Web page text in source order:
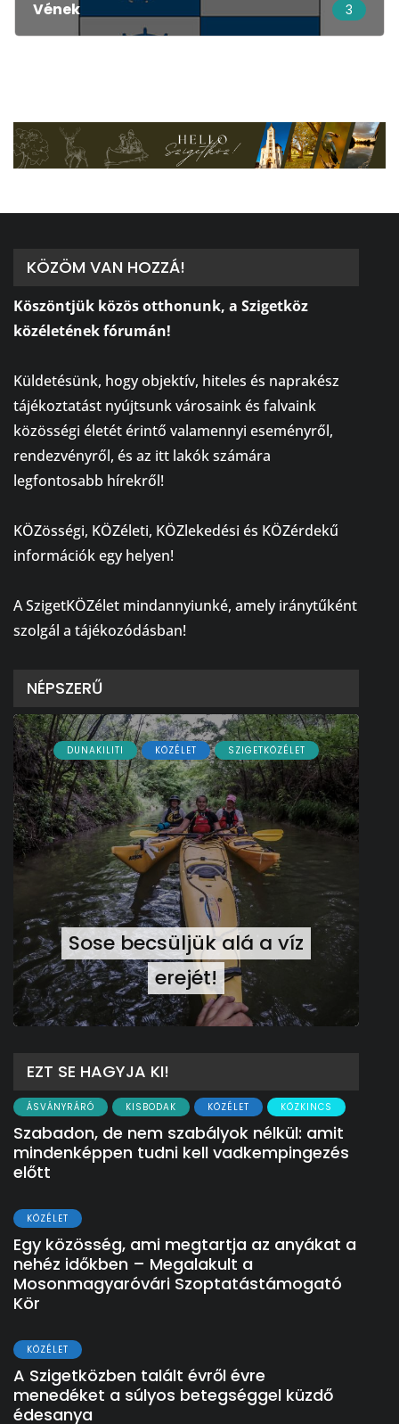
Vének 3
KÖZÖM VAN HOZZÁ!
Köszöntjük közös otthonunk, a Szigetköz
közéletének fórumán!
Küldetésünk, hogy objektív, hiteles és naprakész
tájékoztatást nyújtsunk városaink és falvaink
közösségi életét érintő valamennyi eseményről,
rendezvényről, és az itt lakók számára
legfontosabb hírekről!
KÖZösségi, KÖZéleti, KÖZlekedési és KÖZérdekű
információk egy helyen!
A SzigetKÖZélet mindannyiunké, amely iránytűként
szolgál a tájékozódásban!
NÉPSZERŰ
DUNAKILITI KÖZÉLET SZIGETKÖZÉLET
Sose becsüljük alá a víz
erejét!
EZT SE HAGYJA KI!
ÁSVÁNYRÁRÓ KISBODAK KÖZÉLET KÖZKINCS
Szabadon, de nem szabályok nélkül: amit
mindenképpen tudni kell vadkempingezés
előtt
KÖZÉLET
Egy közösség, ami megtartja az anyákat a
nehéz időkben – Megalakult a
Mosonmagyaróvári Szoptatástámogató
Kör
KÖZÉLET
A Szigetközben talált évről évre
menedéket a súlyos betegséggel küzdő
édesanya